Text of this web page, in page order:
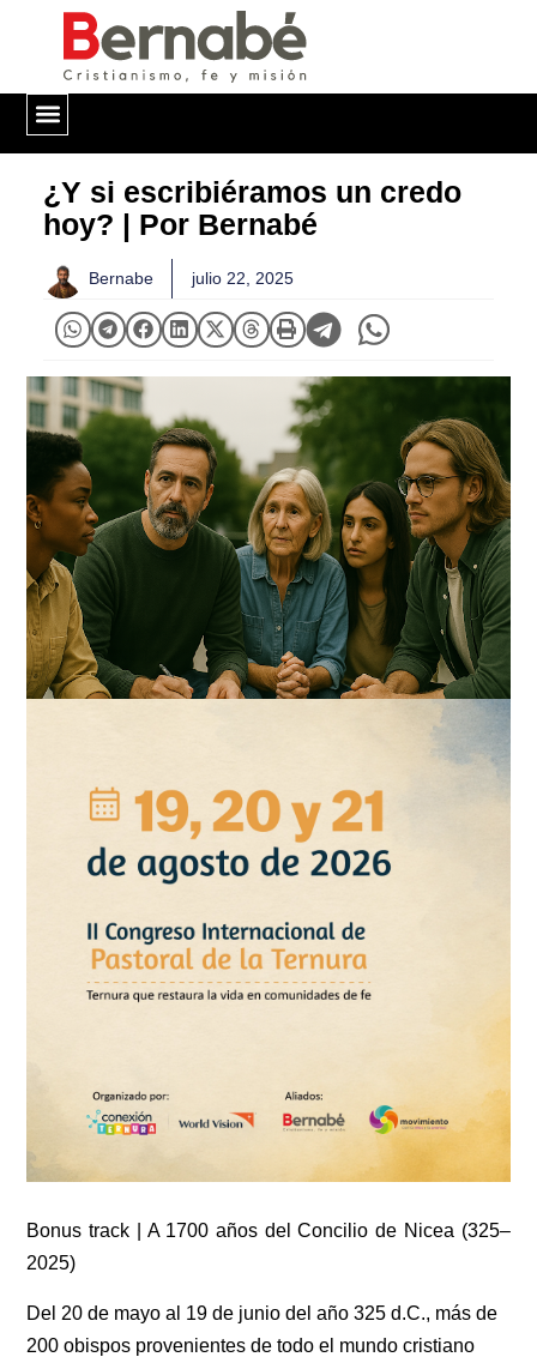
¿Y si escribiéramos un credo
hoy? | Por Bernabé
Bernabe julio 22, 2025
Bonus track | A 1700 años del Concilio de Nicea (325–
2025)
Del 20 de mayo al 19 de junio del año 325 d.C., más de
200 obispos provenientes de todo el mundo cristiano